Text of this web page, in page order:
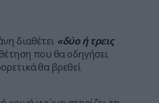
διαθέτει «δύο ή τρεις
που θα οδηγήσει
θα βρεθεί